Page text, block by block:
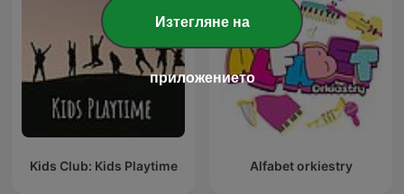
Kids Club: Kids Playtime Alfabet orkiestry
Изтегляне на
приложението